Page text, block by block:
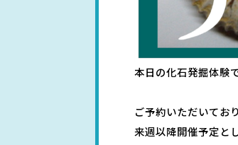
本日の化石発掘体験
ご予約いただいてお
来週以降開催予定と